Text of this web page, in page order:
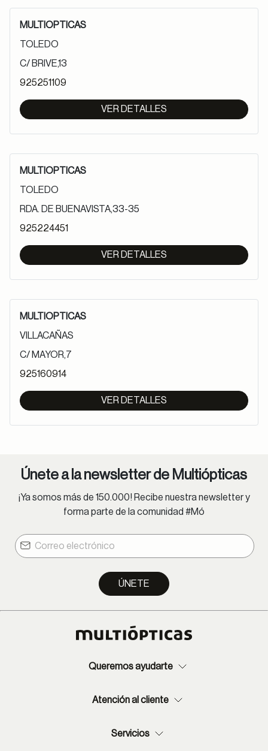
MULTIOPTICAS
TOLEDO
C/ BRIVE,13
925251109
VER DETALLES
MULTIOPTICAS
TOLEDO
RDA. DE BUENAVISTA,33-35
925224451
VER DETALLES
MULTIOPTICAS
VILLACAÑAS
C/ MAYOR,7
925160914
VER DETALLES
Únete a la newsletter de Multiópticas
¡Ya somos más de 150.000! Recibe nuestra newsletter y
forma parte de la comunidad #Mó
ÚNETE
Queremos ayudarte
Atención al cliente
Servicios